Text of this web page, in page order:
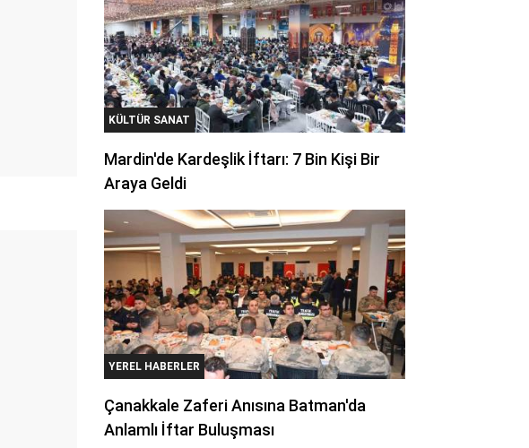
KÜLTÜR SANAT
Mardin'de Kardeşlik İftarı: 7 Bin Kişi Bir
Araya Geldi
YEREL HABERLER
Çanakkale Zaferi Anısına Batman'da
Anlamlı İftar Buluşması